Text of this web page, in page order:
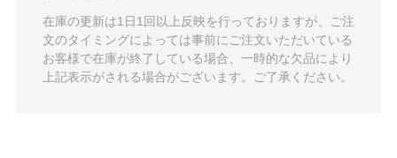
在庫の更新は1日1回以上反映を行っておりますが、ご注
文のタイミングによっては事前にご注文いただいている
お客様で在庫が終了している場合、一時的な欠品により
上記表示がされる場合がございます。ご了承ください。